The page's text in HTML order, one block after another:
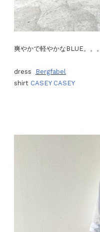
爽やかで軽やかなBLUE。。。
dress
Bergfabel
shirt CASEY CASEY